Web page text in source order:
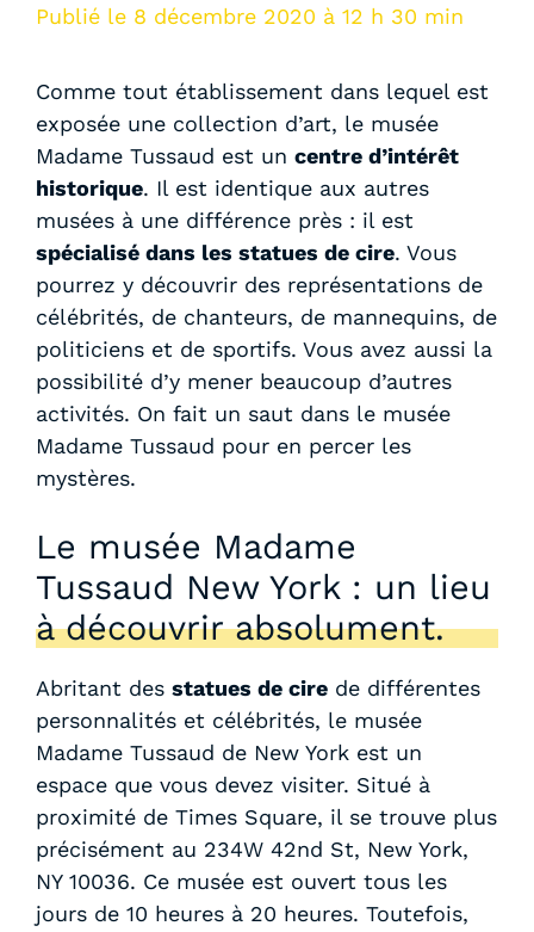
Publié le 8 décembre 2020 à 12 h 30 min
Comme tout établissement dans lequel est
exposée une collection d’art, le musée
Madame Tussaud est un centre d’intérêt
historique. Il est identique aux autres
musées à une différence près : il est
spécialisé dans les statues de cire. Vous
pourrez y découvrir des représentations de
célébrités, de chanteurs, de mannequins, de
politiciens et de sportifs. Vous avez aussi la
possibilité d’y mener beaucoup d’autres
activités. On fait un saut dans le musée
Madame Tussaud pour en percer les
mystères.
Le musée Madame
Tussaud New York : un lieu
à découvrir absolument.
Abritant des statues de cire de différentes
personnalités et célébrités, le musée
Madame Tussaud de New York est un
espace que vous devez visiter. Situé à
proximité de Times Square, il se trouve plus
précisément au 234W 42nd St, New York,
NY 10036. Ce musée est ouvert tous les
jours de 10 heures à 20 heures. Toutefois,